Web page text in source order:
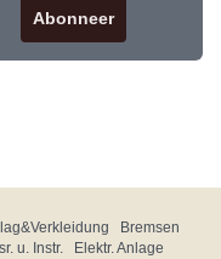
Abonneer
Bremsen
u. Instr.
Elektr. Anlage